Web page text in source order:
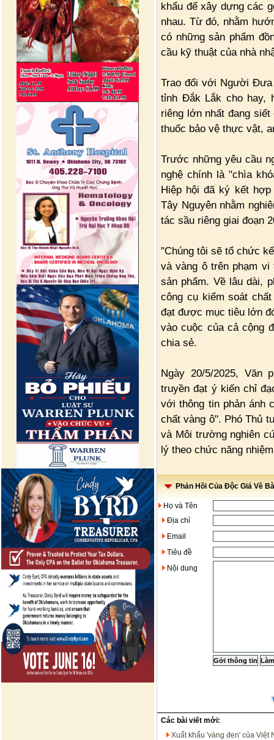
khẩu để xây dựng các
nhau. Từ đó, nhằm
có những sản phẩm
cầu kỹ thuật của nhà
Trao đổi với Người Đưa
tỉnh Đắk Lắk cho hay,
riêng lớn nhất đang
thuốc bảo vệ thực vật,
Trước những yêu cầu
nghệ chính là "chìa
Hiệp hội đã ký kết
Tây Nguyên nhằm
tác sầu riêng giai đoạn
"Chúng tôi sẽ tổ chức
và vàng ô trên phạm
sản phẩm. Về lâu dài,
công cụ kiểm soát
đạt được mục tiêu lớn
vào cuộc của cả cộng
chia sẻ.
Ngày 20/5/2025, Văn
truyền đạt ý kiến chỉ
với thông tin phản ánh
chất vàng ô". Phó Thủ
và Môi trường nghiên
lý theo chức năng
Phản Hồi Của Độc Giả Về
Họ và Tên
Địa chỉ
Email
Tiêu đề
Nội dung
Các bài viết mới:
Xuất khẩu 'vàng đen' của Việt